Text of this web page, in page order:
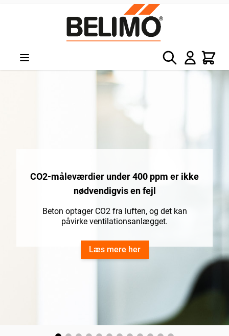
Søg Kurv
CO2-måleværdier under 400 ppm er ikke
nødvendigvis en fejl
Beton optager CO2 fra luften, og det kan
påvirke ventilationsanlægget.
Læs mere her